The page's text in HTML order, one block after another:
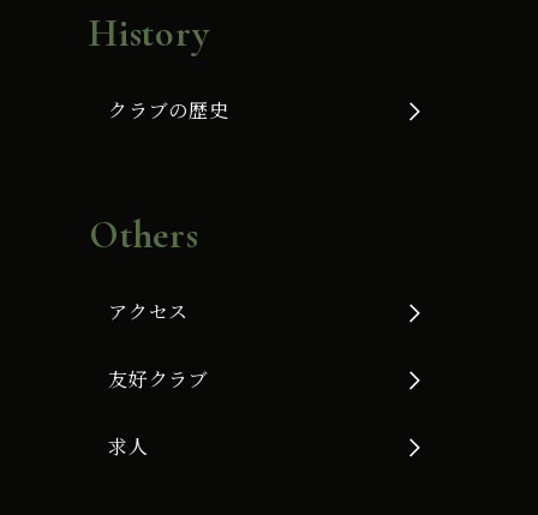
History
クラブの歴史
Others
アクセス
友好クラブ
求人